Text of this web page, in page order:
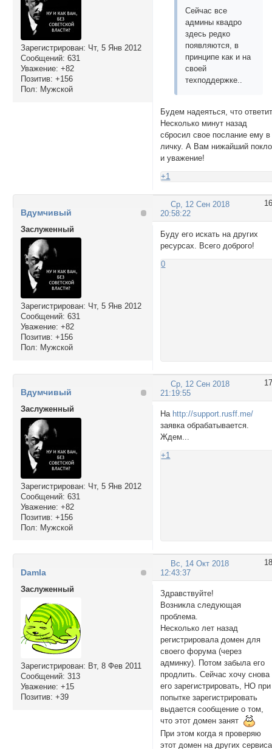
Зарегистрирован: Чт, 5 Янв 2012
Сообщений: 631
Уважение: +82
Позитив: +156
Пол: Мужской
Сейчас все
админы квадро
здесь редко
появляются, в
принципе как и на
своей
техподдержке..
Будем надеяться, что
Несколько минут назад
сбросил свое послание ему в
личку. А Вам нижайший
и уважение!
+1
16
Ср, 12 Сен 2018
20:58:22
Вдумчивый
Заслуженный
Зарегистрирован: Чт, 5 Янв 2012
Сообщений: 631
Уважение: +82
Позитив: +156
Пол: Мужской
Буду его искать на других
ресурсах. Всего доброго!
0
17
Ср, 12 Сен 2018
21:19:55
Вдумчивый
Заслуженный
Зарегистрирован: Чт, 5 Янв 2012
Сообщений: 631
Уважение: +82
Позитив: +156
Пол: Мужской
На http://support.rusff.me/
заявка обрабатывается.
Ждем...
+1
18
Вс, 14 Окт 2018
12:43:37
Damla
Заслуженный
Зарегистрирован: Вт, 8 Фев 2011
Сообщений: 313
Уважение: +15
Позитив: +39
Здравствуйте!
Возникла следующая
проблема.
Несколько лет назад
регистрировала домен для
своего форума (через
админку). Потом забыла его
продлить. Сейчас хочу снова
его зарегистрировать, НО при
попытке зарегистрировать
выдается сообщение о том,
что этот домен занят
При этом когда я проверяю
этот домен на других